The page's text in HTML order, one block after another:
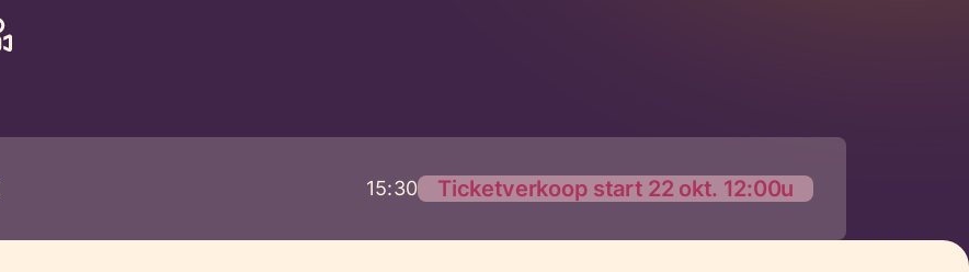
15:30 Ticketverkoop start 22 okt. 12:00u